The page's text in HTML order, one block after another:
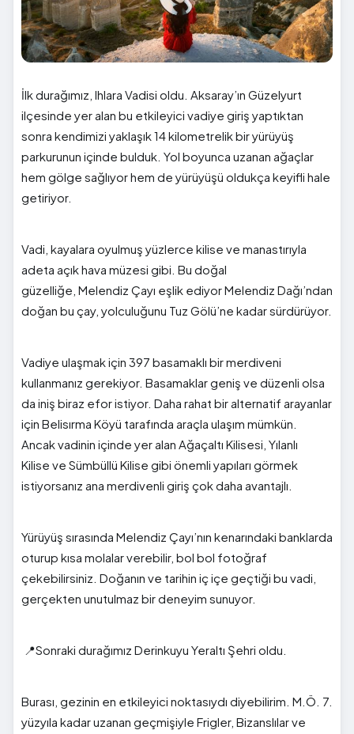
İlk durağımız, Ihlara Vadisi oldu. Aksaray’ın Güzelyurt
ilçesinde yer alan bu etkileyici vadiye giriş yaptıktan
sonra kendimizi yaklaşık 14 kilometrelik bir yürüyüş
parkurunun içinde bulduk. Yol boyunca uzanan ağaçlar
hem gölge sağlıyor hem de yürüyüşü oldukça keyifli hale
getiriyor.
Vadi, kayalara oyulmuş yüzlerce kilise ve manastırıyla
adeta açık hava müzesi gibi. Bu doğal
güzelliğe, Melendiz Çayı eşlik ediyorMelendiz Dağı’ndan
doğan bu çay, yolculuğunu Tuz Gölü’ne kadar sürdürüyor.
Vadiye ulaşmak için 397 basamaklı bir merdiveni
kullanmanız gerekiyor. Basamaklar geniş ve düzenli olsa
da iniş biraz efor istiyor. Daha rahat bir alternatif arayanlar
için Belisırma Köyü tarafında araçla ulaşım mümkün.
Ancak vadinin içinde yer alan Ağaçaltı Kilisesi Yılanlı
Kilise ve Sümbüllü Kilise gibi önemli yapıları görmek
istiyorsanız ana merdivenli giriş çok daha avantajlı.
Yürüyüş sırasında Melendiz Çayı’nın kenarındaki banklarda
oturup kısa molalar verebilir, bol bol fotoğraf
çekebilirsiniz. Doğanın ve tarihin iç içe geçtiği bu vadi,
gerçekten unutulmaz bir deneyim sunuyor.
📍Sonraki durağımız Derinkuyu Yeraltı Şehri oldu.
Burası, gezinin en etkileyici noktasıydı diyebilirim. M.Ö. 7.
yüzyıla kadar uzanan geçmişiyle Frigler, Bizanslılar ve